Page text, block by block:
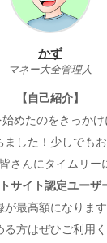
かず
マネー大全管理人
【自己紹介】
めたのをきっか
ました！少しでも
さんにタイムリー
サイト認定ユーザ
が最高額になりま
る方はぜひご利用く